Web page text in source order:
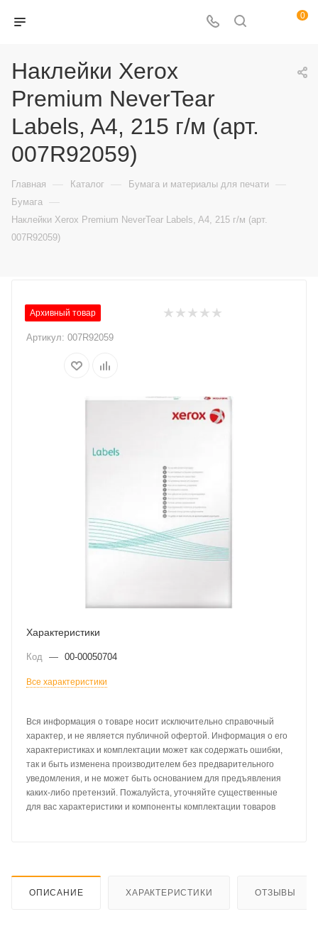
0
Наклейки Xerox
Premium NeverTear
Labels, A4, 215 г/м (арт.
007R92059)
Главная — Каталог — Бумага и материалы для печати —
Бумага —
Наклейки Xerox Premium NeverTear Labels, A4, 215 г/м (арт.
007R92059)
Архивный товар
Артикул: 007R92059
Характеристики
Код — 00-00050704
Все характеристики
Вся информация о товаре носит исключительно справочный
характер, и не является публичной офертой. Информация о его
характеристиках и комплектации может как содержать ошибки,
так и быть изменена производителем без предварительного
уведомления, и не может быть основанием для предъявления
каких-либо претензий. Пожалуйста, уточняйте существенные
для вас характеристики и компоненты комплектации товаров
ОПИСАНИЕ ХАРАКТЕРИСТИКИ ОТЗЫВЫ